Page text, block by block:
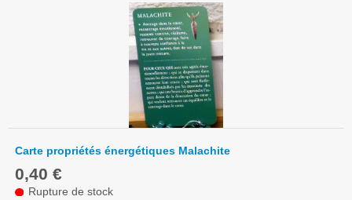
Carte propriétés énergétiques Malachite
0,40 €
Rupture de stock